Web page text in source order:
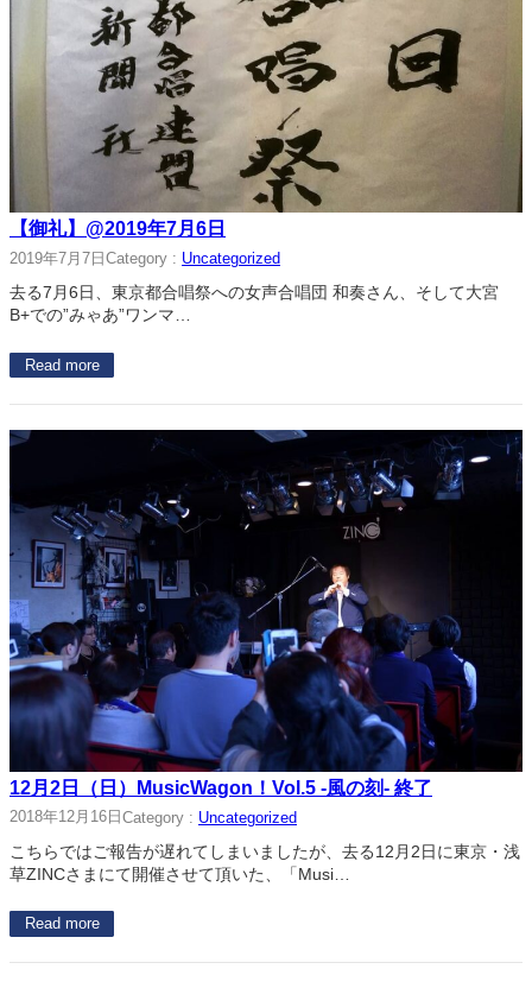
【御礼】@2019年7月6日
2019年7月7日 Category : Uncategorized
去る7月6日、東京都合唱祭への女声合唱団 和奏さん、そして大宮
B+での”みゃあ”ワンマ…
Read more
12月2日（日）MusicWagon！Vol.5 -風の刻- 終了
2018年12月16日 Category : Uncategorized
こちらではご報告が遅れてしまいましたが、去る12月2日に東京・浅
草ZINCさまにて開催させて頂いた、「Musi…
Read more